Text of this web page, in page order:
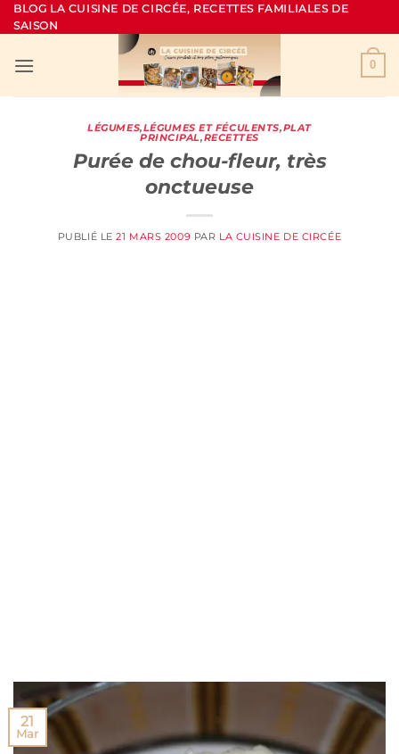
Passer
au
BLOG LA CUISINE DE CIRCÉE, RECETTES FAMILIALES DE
SAISON
0
LÉGUMES,LÉGUMES ET FÉCULENTS,PLAT
PRINCIPAL,RECETTES
Purée de chou-fleur, très
onctueuse
PUBLIÉ LE21 MARS 2009 PAR LA CUISINE DE CIRCÉE
21
Mar